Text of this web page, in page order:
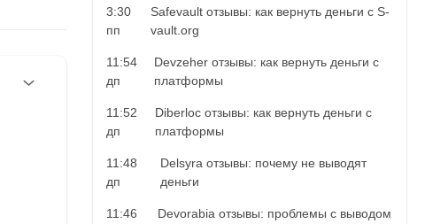
3:30
пп
Safevault отзывы: как вернуть деньги с S-
vault.org
11:54
дп
Devzeher отзывы: как вернуть деньги с
платформы
11:52
дп
Diberloc отзывы: как вернуть деньги с
платформы
11:48
дп
Delsyra отзывы: почему не выводят
деньги
11:46
Devorabia отзывы: проблемы с выводом